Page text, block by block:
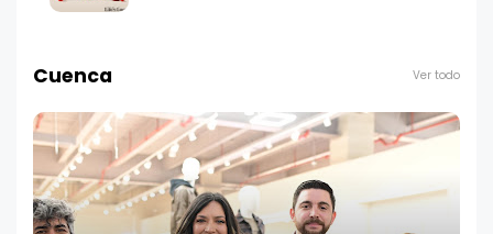
Cuenca Ver todo